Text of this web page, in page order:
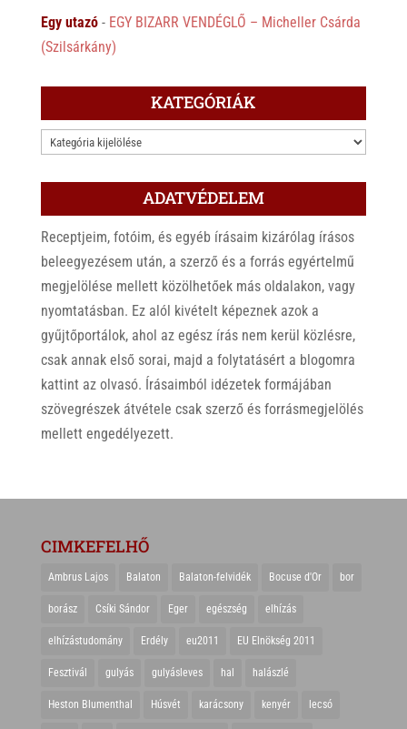
Egy utazó- EGY BIZARR VENDÉGLŐ – Micheller Csárda
(Szilsárkány)
KATEGÓRIÁK
KATEGÓRIÁK
ADATVÉDELEM
Receptjeim, fotóim, és egyéb írásaim kizárólag írásos
beleegyezésem után, a szerző és a forrás egyértelmű
megjelölése mellett közölhetőek más oldalakon, vagy
nyomtatásban. Ez alól kivételt képeznek azok a
gyűjtőportálok, ahol az egész írás nem kerül közlésre,
csak annak első sorai, majd a folytatásért a blogomra
kattint az olvasó. Írásaimból idézetek formájában
szövegrészek átvétele csak szerző és forrásmegjelölés
mellett engedélyezett.
CIMKEFELHŐ
Ambrus Lajos Balaton Balaton-felvidék Bocuse d'Or bor
borász Csíki Sándor Eger egészség elhízás
elhízástudomány Erdély eu2011 EU Elnökség 2011
Fesztivál gulyás gulyásleves hal halászlé
Heston Blumenthal Húsvét karácsony kenyér lecsó